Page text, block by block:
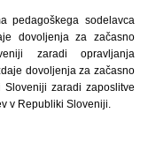
pedagoškega sodelavca
dovoljenja za začasno
zaradi opravljanja
dovoljenja za začasno
zaradi zaposlitve
v Republiki Sloveniji.